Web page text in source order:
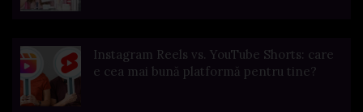
Instagram Reels vs. YouTube Shorts: care
e cea mai bună platformă pentru tine?